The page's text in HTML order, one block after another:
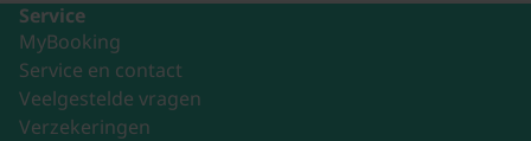
Service
MyBooking
Service en contact
Veelgestelde vragen
Verzekeringen